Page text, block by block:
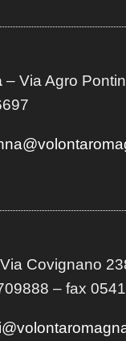
– Via Agro
Covignano
– fax